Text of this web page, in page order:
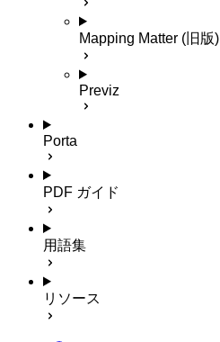
Mapping Matter (旧版)
Previz
Porta
PDF ガイド
用語集
リソース